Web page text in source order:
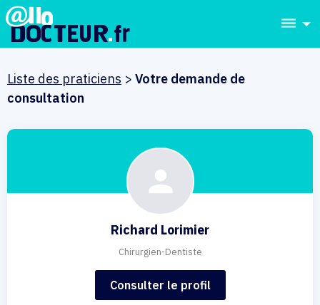
dehaze
Liste des praticiens > Votre demande de
consultation
Richard Lorimier
Chirurgien-Dentiste
Consulter le profil